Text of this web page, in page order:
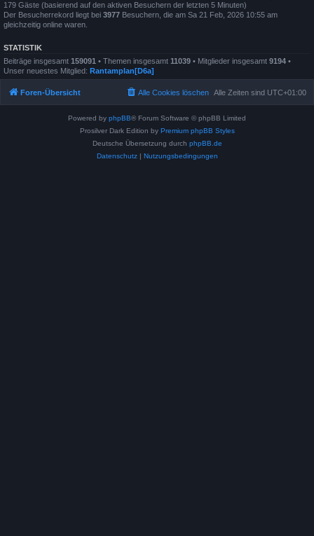
179 Gäste (basierend auf den aktiven Besuchern der letzten 5 Minuten)
Der Besucherrekord liegt bei 3977 Besuchern, die am Sa 21 Feb, 2026 10:55 am
gleichzeitig online waren.
STATISTIK
Beiträge insgesamt 159091 • Themen insgesamt 11039 • Mitglieder insgesamt 9194 •
Unser neuestes Mitglied: Rantamplan[D6a]
Foren-Übersicht Alle Zeiten sind UTC+01:00
Alle Cookies löschen
Powered by phpBB® Forum Software © phpBB Limited
Prosilver Dark Edition by Premium phpBB Styles
Deutsche Übersetzung durch phpBB.de
Datenschutz| Nutzungsbedingungen